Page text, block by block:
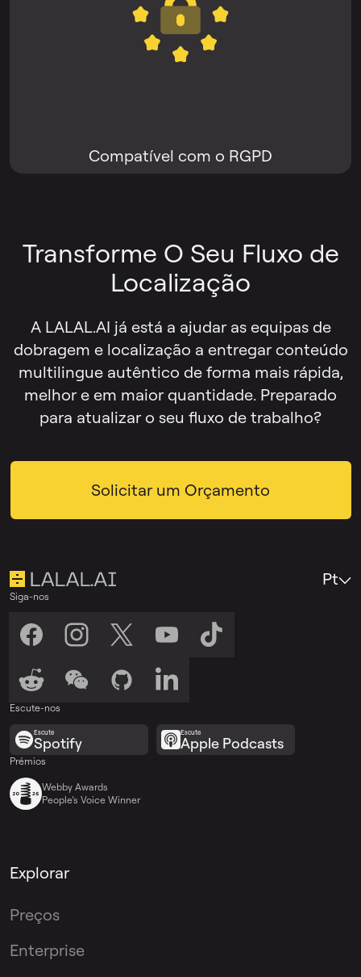
Compatível com o RGPD
Transforme O Seu Fluxo de
Localização
A LALAL.AI já está a ajudar as equipas de
dobragem e localização a entregar conteúdo
multilingue autêntico de forma mais rápida,
melhor e em maior quantidade. Preparado
para atualizar o seu fluxo de trabalho?
Solicitar um Orçamento
Siga-nos
Escute-nos
Escute
Spotify
Escute
Apple Podcasts
Prémios
Webby Awards
People’s Voice Winner
Pt
Explorar
Preços
Enterprise